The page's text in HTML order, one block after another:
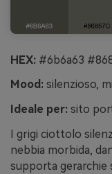
HEX: #6b6a63
Mood: silenzioso,
Ideale per: sito
I grigi ciottolo
nebbia morbida,
supporta gerarchie